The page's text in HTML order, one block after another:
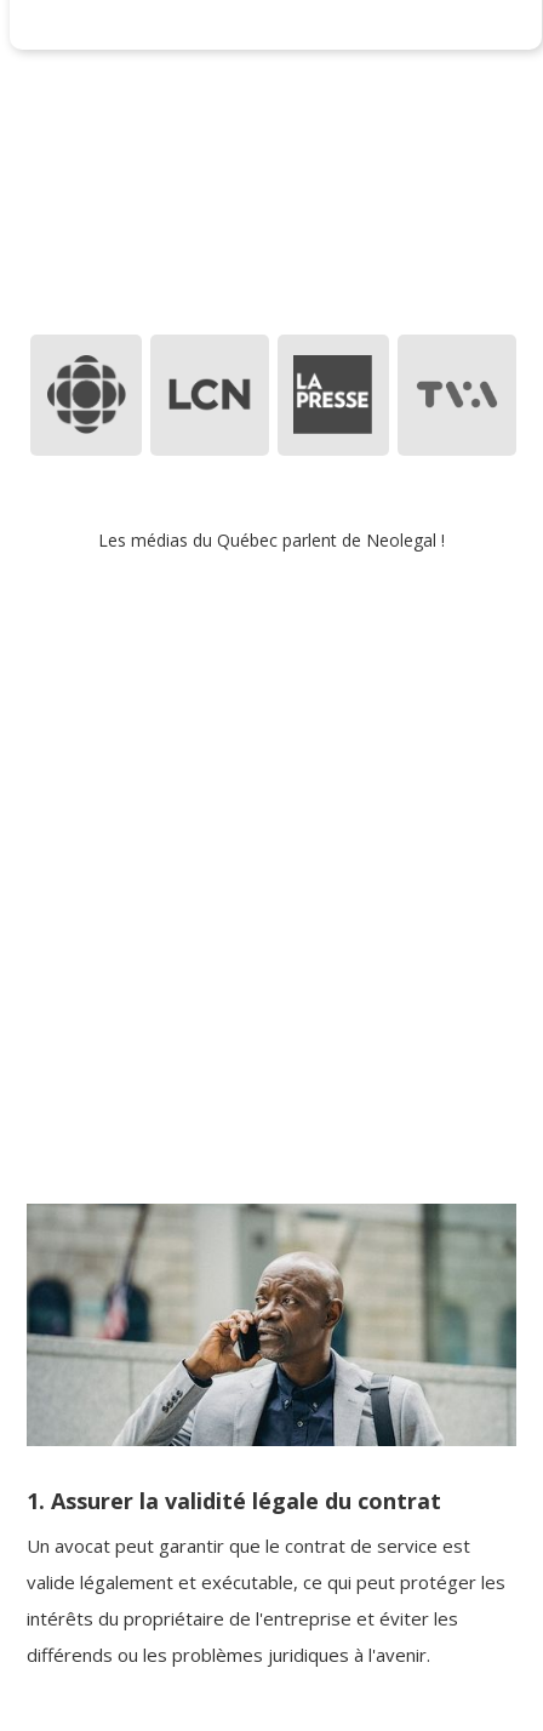
Les médias du Québec parlent de Neolegal !
1. Assurer la validité légale du contrat
Un avocat peut garantir que le contrat de service est
valide légalement et exécutable, ce qui peut protéger les
intérêts du propriétaire de l'entreprise et éviter les
différends ou les problèmes juridiques à l'avenir.